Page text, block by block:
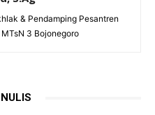
& Pendamping Pesantren
3 Bojonegoro